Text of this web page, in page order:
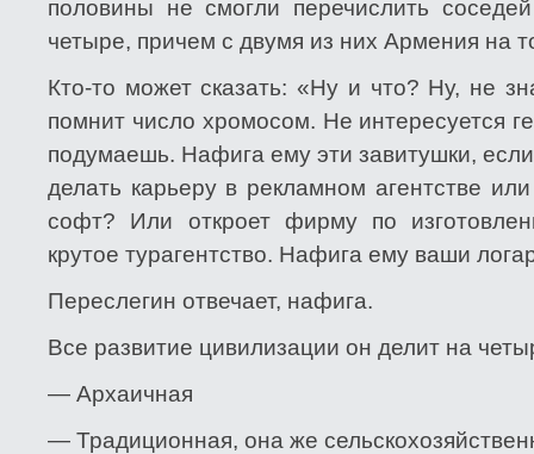
половины не смогли перечислить
четыре, причем с двумя из них Армения на
Кто-то может сказать: «Ну и что? Ну, не
помнит число хромосом. Не интересуется
подумаешь. Нафига ему эти завитушки,
делать карьеру в рекламном агентстве
софт? Или откроет фирму по
крутое турагентство. Нафига ему ваши
Переслегин отвечает, нафига.
Все развитие цивилизации он делит на
— Архаичная
— Традиционная, она же